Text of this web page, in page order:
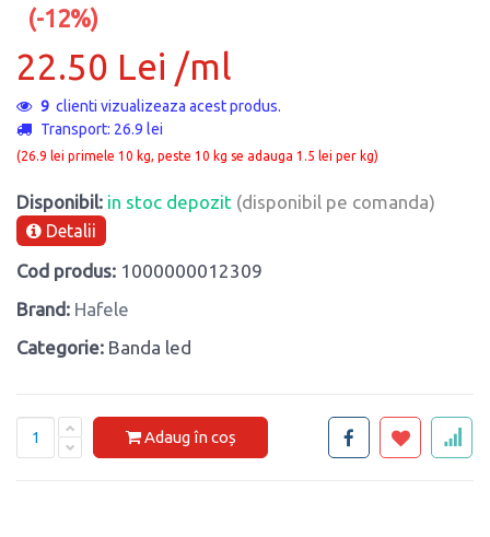
(-12%)
22.50 Lei /ml
9 clienti vizualizeaza acest produs.
Transport: 26.9 lei
(26.9 lei primele 10 kg, peste 10 kg se adauga 1.5 lei per kg)
Disponibil: in stoc depozit (disponibil pe comanda)
Detalii
Cod produs: 1000000012309
Brand: Hafele
Categorie: Banda led
Adaug în coș